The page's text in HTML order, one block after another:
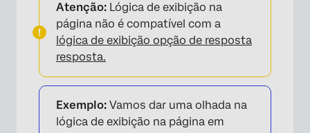
Atenção: Lógica de exibição na
página não é compatível com a
lógica de exibição opção de resposta
resposta.
Exemplo: Vamos dar uma olhada na
lógica de exibição na página em